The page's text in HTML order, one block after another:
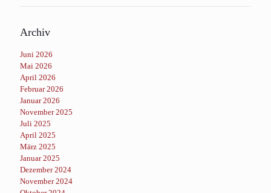
Archiv
Juni 2026
Mai 2026
April 2026
Februar 2026
Januar 2026
November 2025
Juli 2025
April 2025
März 2025
Januar 2025
Dezember 2024
November 2024